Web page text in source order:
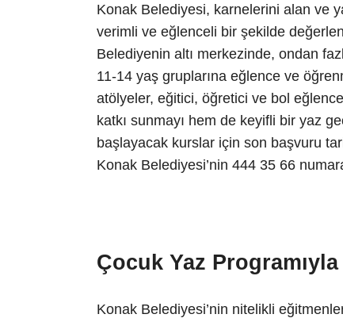
Konak Belediyesi, karnelerini alan ve
verimli ve eğlenceli bir şekilde
Belediyenin altı merkezinde, ondan
11-14 yaş gruplarına eğlence ve
atölyeler, eğitici, öğretici ve bol
katkı sunmayı hem de keyifli bir yaz
başlayacak kurslar için son başvuru
Konak Belediyesi’nin 444 35 66
Çocuk Yaz
Konak Belediyesi’nin nitelikli